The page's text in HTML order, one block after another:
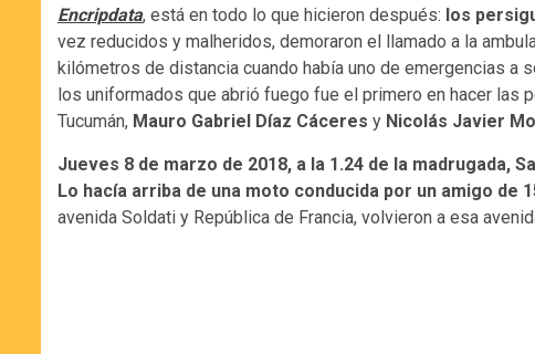
Encripdata, está en todo lo que hicieron después: los
vez reducidos y malheridos, demoraron el llamado a la
kilómetros de distancia cuando había uno de emergencias a
los uniformados que abrió fuego fue el primero en hacer las
Tucumán, Mauro Gabriel Díaz Cáceres y Nicolás Javier
Jueves 8 de marzo de 2018, a la 1.24 de la madrugada,
Lo hacía arriba de una moto conducida por un amigo de
avenida Soldati y República de Francia, volvieron a esa